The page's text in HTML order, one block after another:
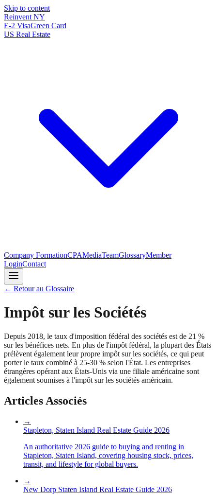
Skip to content
Reinvent NY
E-2 VisaGreen Card
US Real Estate
Company FormationCPAMediaTeamGlossaryMember
LoginContact
← Retour au Glossaire
Impôt sur les Sociétés
Depuis 2018, le taux d'imposition fédéral des sociétés est de 21 %
sur les bénéfices nets. En plus de l'impôt fédéral, la plupart des États
prélèvent également leur propre impôt sur les sociétés, ce qui peut
porter le taux combiné à 25-30 % selon l'État. Les entreprises
étrangères opérant aux États-Unis via une filiale américaine sont
également soumises à l'impôt sur les sociétés américain.
Articles Associés
→
Stapleton, Staten Island Real Estate Guide 2026
An authoritative 2026 guide to buying and renting in
Stapleton, Staten Island, covering housing stock, prices,
transit, and lifestyle for global buyers.
→
New Dorp Staten Island Real Estate Guide 2026